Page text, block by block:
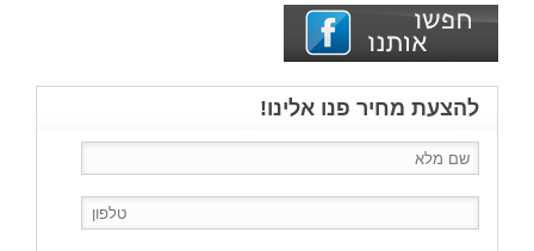
להצעת מחיר פנו אלינו!